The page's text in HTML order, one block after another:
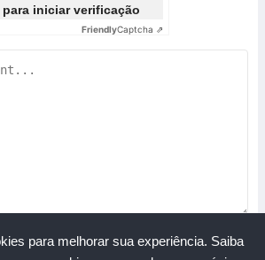
para melhorar sua experiência. Saiba
iniciar verificação
FriendlyCaptcha ⇗